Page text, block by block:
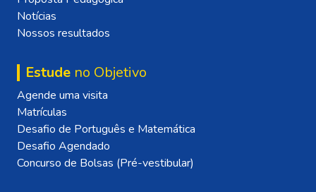
Notícias
Nossos resultados
Estude no Objetivo
Agende uma visita
Matrículas
Desafio de Português e Matemática
Desafio Agendado
Concurso de Bolsas (Pré-vestibular)